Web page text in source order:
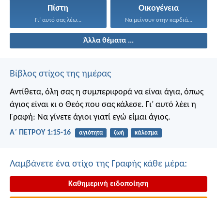
Πίστη
Γι’ αυτό σας λέω...
Οικογένεια
Να μείνουν στην καρδιά...
Άλλα θέματα ...
Βίβλος στίχος της ημέρας
Αντίθετα, όλη σας η συμπεριφορά να είναι άγια, όπως
άγιος είναι κι ο Θεός που σας κάλεσε. Γι’ αυτό λέει η
Γραφή: Να γίνετε άγιοι γιατί εγώ είμαι άγιος.
Α΄ ΠΕΤΡΟΥ 1:15-16 αγιότητα ζωή κάλεσμα
Λαμβάνετε ένα στίχο της Γραφής κάθε μέρα:
Καθημερινή ειδοποίηση